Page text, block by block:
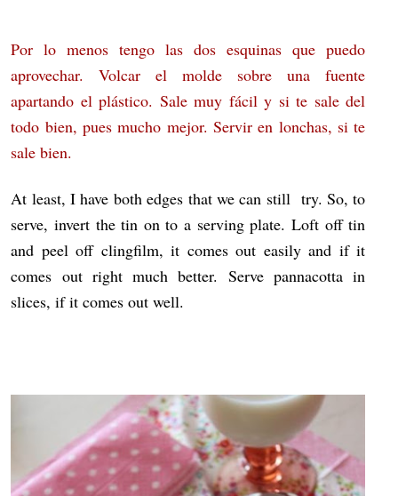
Por lo menos tengo las dos esquinas que puedo
aprovechar. Volcar el molde sobre una fuente
apartando el plástico. Sale muy fácil y si te sale del
todo bien, pues mucho mejor. Servir en lonchas, si te
sale bien.
At least, I have both edges that we can still try. So, to
serve, invert the tin on to a serving plate. Loft off tin
and peel off clingfilm, it comes out easily and if it
comes out right much better. Serve pannacotta in
slices, if it comes out well.